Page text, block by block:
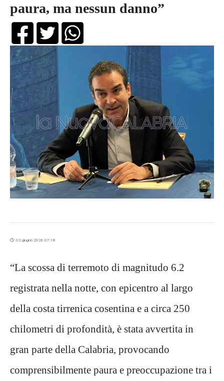
paura, ma nessun danno”
02 giugno 2026 07:18
“La scossa di terremoto di magnitudo 6.2
registrata nella notte, con epicentro al largo
della costa tirrenica cosentina e a circa 250
chilometri di profondità, è stata avvertita in
gran parte della Calabria, provocando
comprensibilmente paura e preoccupazione tra i